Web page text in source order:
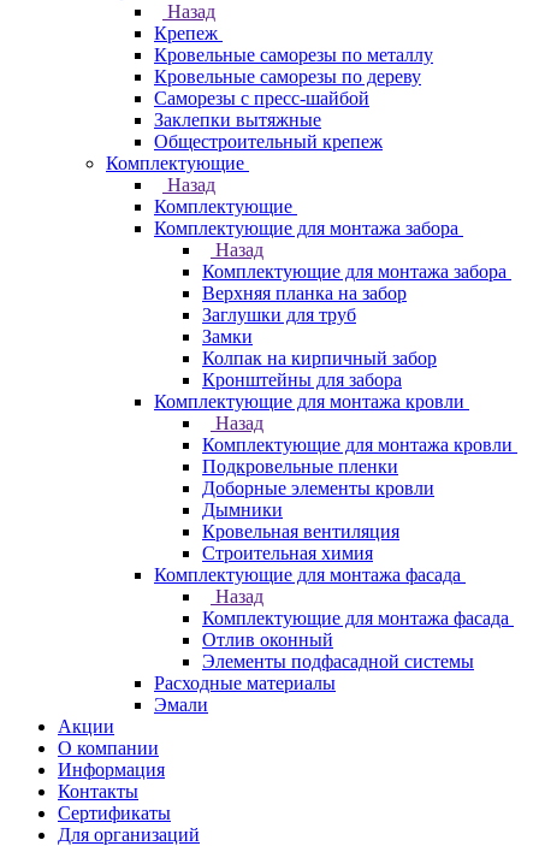
Назад
Крепеж
Кровельные саморезы по металлу
Кровельные саморезы по дереву
Саморезы с пресс-шайбой
Заклепки вытяжные
Общестроительный крепеж
Комплектующие
Назад
Комплектующие
Комплектующие для монтажа забора
Назад
Комплектующие для монтажа забора
Верхняя планка на забор
Заглушки для труб
Замки
Колпак на кирпичный забор
Кронштейны для забора
Комплектующие для монтажа кровли
Назад
Комплектующие для монтажа кровли
Подкровельные пленки
Доборные элементы кровли
Дымники
Кровельная вентиляция
Строительная химия
Комплектующие для монтажа фасада
Назад
Комплектующие для монтажа фасада
Отлив оконный
Элементы подфасадной системы
Расходные материалы
Эмали
Акции
О компании
Информация
Контакты
Сертификаты
Для организаций